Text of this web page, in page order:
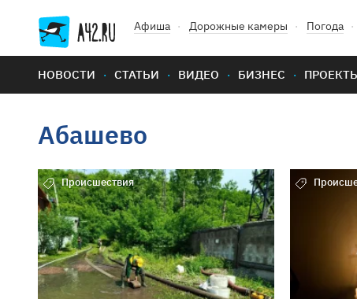
Афиша Дорожные камеры Погода
НОВОСТИ СТАТЬИ ВИДЕО БИЗНЕС
Абашево
Происшествия